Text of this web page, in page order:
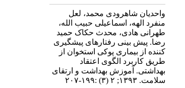
واحدیان شاهرودی محمد، لعل
منفرد الهه، اسماعیلی حبیب الله،
طهرانی هادی، محدث حکاک حمید
رضا. پیش بینی رفتارهای پیشگیری
کننده از بیماری پوکی استخوان از
طریق کاربرد الگوی اعتقاد
بهداشتی. آموزش بهداشت و ارتقای
سلامت. ۱۳۹۳; ۲ (۳) :۱۹۹-۲۰۷